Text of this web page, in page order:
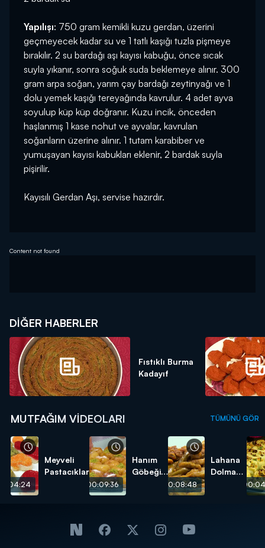
Yapılışı: 750 gram kemikli kuzu gerdan, üzerini
geçmeyecek kadar su ve 1 tatlı kaşığı tuzla pişmeye
bırakılır. 2 su bardağı aşı kayısı kabuğu, önce sıcak
suyla yıkanır, sonra soğuk suda beklemeye alınır. 300
gram arpa soğan, yarım çay bardağı zeytinyağı ve 1
dolu yemek kaşığı tereyağında kavrulur. 4 adet ayva
soyulup küp küp doğranır. Kuzu incik, önceden
haşlanmış 1 kase nohut ve ayvalar, kavrulan
soğanların üzerine alınır. 1 tutam karabiber ve
yumuşayan kayısı kabukları eklenir, 2 bardak suyla
pişirilir.
Kayısılı Gerdan Aşı, servise hazırdır.
Content not found
DIĞER HABERLER
Fıstıklı Burma
Kadayıf
MUTFAĞIM VIDEOLARI TÜMÜNÜ GÖR
Meyveli
Pastacıklar
00:09:36
Hanım
Göbeği
00:08:48
Lahana
Dolması